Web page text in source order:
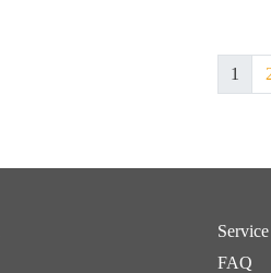
1
FAQ